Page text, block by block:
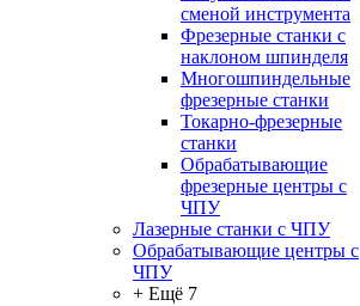
сменой инструмента
Фрезерные станки с
наклоном шпинделя
Многошпиндельные
фрезерные станки
Токарно-фрезерные
станки
Обрабатывающие
фрезерные центры с
ЧПУ
Лазерные станки с ЧПУ
Обрабатывающие центры с
ЧПУ
+ Ещё 7